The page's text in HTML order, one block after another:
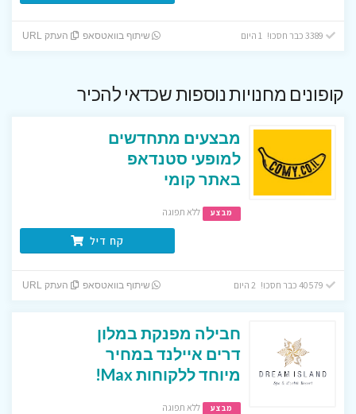
שיתוף בוואטסאפ העתק URL
קופונים מחנויות נוספות שכדאי להכיר
מבצעים מתחדשים
למופעי סטנדאפ
באתר קומי
מבצע ללא תפוגה
קח דיל
שיתוף בוואטסאפ העתק URL
חבילה מפנקת במלון
דרים איילנד במחיר
מיוחד ללקוחות Max!
מבצע ללא תפוגה